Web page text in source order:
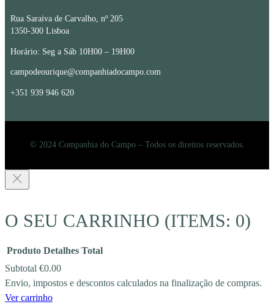
Rua Saraiva de Carvalho, nº 205
1350-300 Lisboa
Horário: Seg a Sáb 10H00 – 19H00
campodeourique@companhiadocampo.com
+351 939 946 620
© 2024 Companhia do Campo – Todos os direitos reservados.
O SEU CARRINHO (ITEMS: 0)
PRODUCTS
Produto Detalhes Total
Subtotal €0.00
Envio, impostos e descontos calculados na finalização de compras.
Ver carrinho